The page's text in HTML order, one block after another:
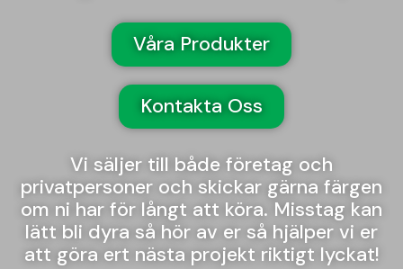
Våra Produkter
Kontakta Oss
Vi säljer till både företag och
privatpersoner och skickar gärna färgen
om ni har för långt att köra. Misstag kan
lätt bli dyra så hör av er så hjälper vi er
att göra ert nästa projekt riktigt lyckat!